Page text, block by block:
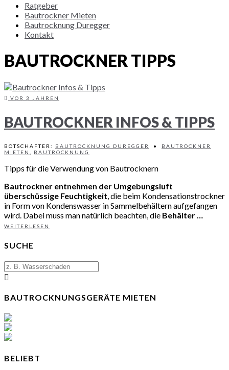
Ratgeber
Bautrockner Mieten
Bautrocknung Duregger
Kontakt
BAUTROCKNER TIPPS
VOR 3 JAHREN
BAUTROCKNER INFOS & TIPPS
BOTSCHAFTER: BAUTROCKNUNG DUREGGER •
BAUTROCKNER
MIETEN
BAUTROCKNUNG
Tipps für die Verwendung von Bautrocknern
Bautrockner entnehmen der Umgebungsluft
überschüssige Feuchtigkeit , die beim Kondensationstrockner
in Form von Kondenswasser in Sammelbehältern aufgefangen
wird. Dabei muss man natürlich beachten, die Behälter …
WEITERLESEN
SUCHE
BAUTROCKNUNGSGERÄTE MIETEN
BELIEBT